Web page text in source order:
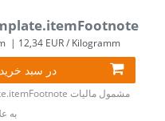
| 12,34 EUR / Kilogramm
در سبد خرید
مشمول مالیات
به